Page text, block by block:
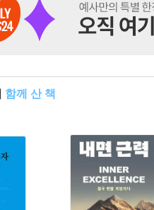
함께 산 책